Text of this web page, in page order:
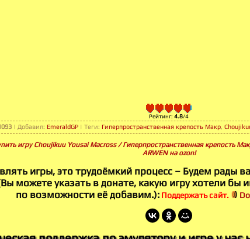
Рейтинг: 4.8/4
| Добавил: EmeraldGP | Теги: Гиперпространственная крепость Макр
игру Choujikuu Yousai Macross / Гиперпространственная крепость
ARWEN на ozon!
игры, это трудоёмкий процесс – Будем рады
можете указать в донате, какую игру хотели бы
по возможности её добавим.): Поддержать сайт.